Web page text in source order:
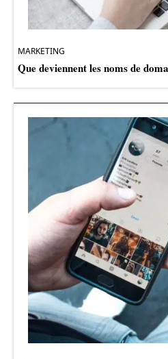
MARKETING
Que deviennent les noms de